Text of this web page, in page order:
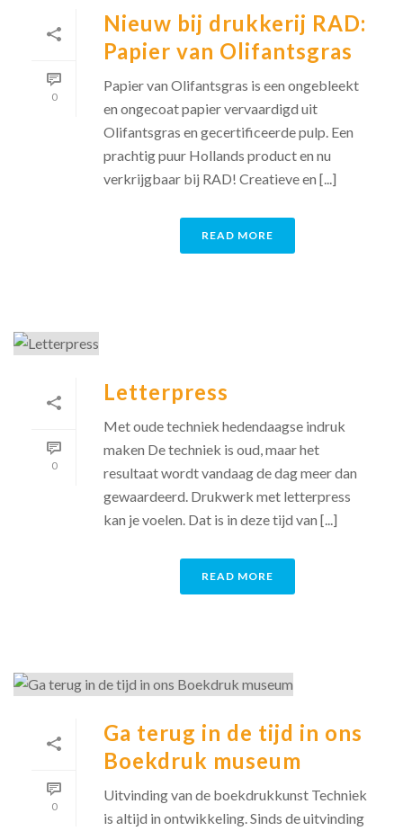
0
Nieuw bij drukkerij RAD:
Papier van Olifantsgras
Papier van Olifantsgras is een ongebleekt
en ongecoat papier vervaardigd uit
Olifantsgras en gecertificeerde pulp. Een
prachtig puur Hollands product en nu
verkrijgbaar bij RAD! Creatieve en [...]
READ MORE
0
Letterpress
Met oude techniek hedendaagse indruk
maken De techniek is oud, maar het
resultaat wordt vandaag de dag meer dan
gewaardeerd. Drukwerk met letterpress
kan je voelen. Dat is in deze tijd van [...]
READ MORE
0
Ga terug in de tijd in ons
Boekdruk museum
Uitvinding van de boekdrukkunst Techniek
is altijd in ontwikkeling. Sinds de uitvinding